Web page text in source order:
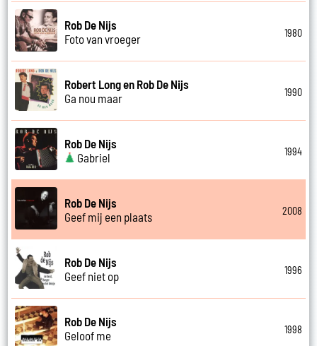
Rob De Nijs
Foto van vroeger
1980
Robert Long en Rob De Nijs
Ga nou maar
1990
Rob De Nijs
Gabriel
1994
Rob De Nijs
Geef mij een plaats
2008
Rob De Nijs
Geef niet op
1996
Rob De Nijs
Geloof me
1998